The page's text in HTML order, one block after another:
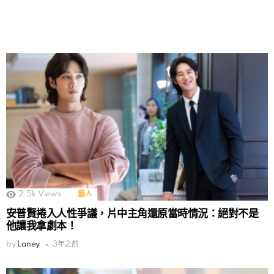
2.5k Views 藝人
安普賢捲入人性爭議，片中主角還原當時情況：絕對不是
他讓我拿劇本！
by Laney 3年之前